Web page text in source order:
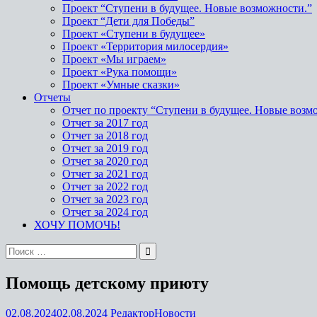
Проект “Ступени в будущее. Новые возможности.”
Проект “Дети для Победы”
Проект «Ступени в будущее»
Проект «Территория милосердия»
Проект «Мы играем»
Проект «Рука помощи»
Проект «Умные сказки»
Отчеты
Отчет по проекту “Ступени в будущее. Новые
Отчет за 2017 год
Отчет за 2018 год
Отчет за 2019 год
Отчет за 2020 год
Отчет за 2021 год
Отчет за 2022 год
Отчет за 2023 год
Отчет за 2024 год
ХОЧУ ПОМОЧЬ!
Поиск
по:
Помощь детскому приюту
02.08.202402.08.2024 РедакторНовости